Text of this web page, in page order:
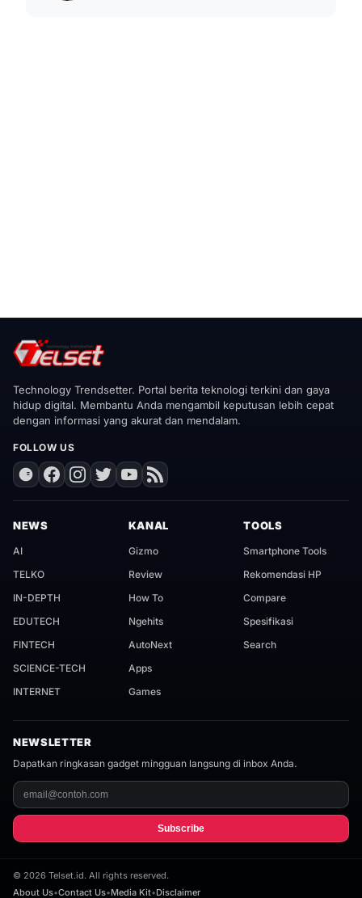
Technology Trendsetter. Portal berita teknologi terkini dan gaya
hidup digital. Membantu Anda mengambil keputusan lebih cepat
dengan informasi yang akurat dan mendalam.
FOLLOW US
NEWS
AI
TELKO
IN-DEPTH
EDUTECH
FINTECH
SCIENCE-TECH
INTERNET
KANAL
Gizmo
Review
How To
Ngehits
AutoNext
Apps
Games
TOOLS
Smartphone Tools
Rekomendasi HP
Compare
Spesifikasi
Search
NEWSLETTER
Dapatkan ringkasan gadget mingguan langsung di inbox Anda.
Subscribe
© 2026 Telset.id. All rights reserved.
About Us•Contact Us•Media Kit•Disclaimer